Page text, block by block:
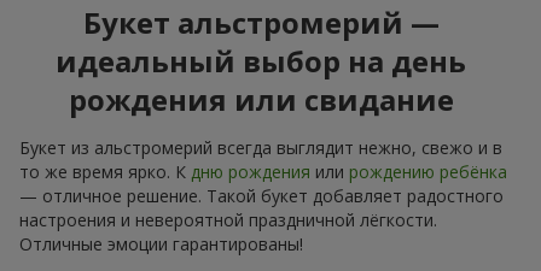
Букет альстромерий —
идеальный выбор на день
рождения или свидание
Букет из альстромерий всегда выглядит нежно, свежо и в
то же время ярко. К дню рождения или рождению ребёнка
— отличное решение. Такой букет добавляет радостного
настроения и невероятной праздничной лёгкости.
Отличные эмоции гарантированы!